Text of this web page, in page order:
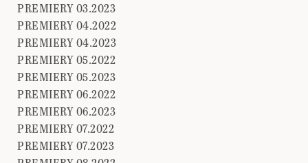
PREMIERY 03.2023
PREMIERY 04.2022
PREMIERY 04.2023
PREMIERY 05.2022
PREMIERY 05.2023
PREMIERY 06.2022
PREMIERY 06.2023
PREMIERY 07.2022
PREMIERY 07.2023